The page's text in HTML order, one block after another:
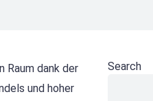
Raum dank der
und hoher
Search